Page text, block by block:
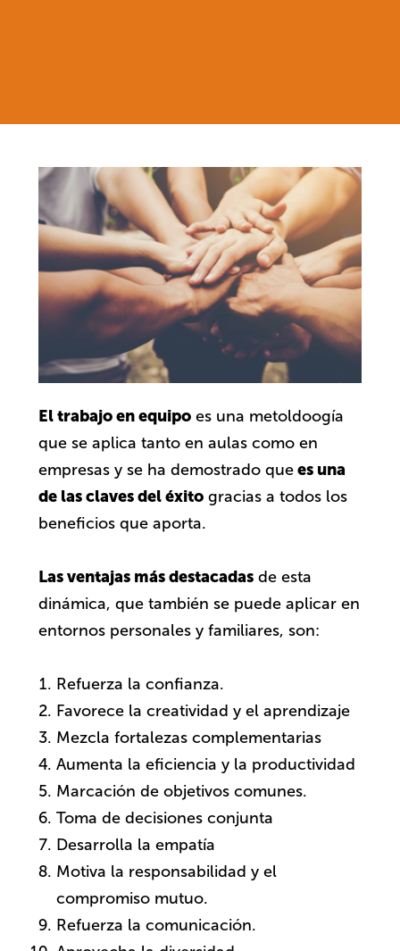
El trabajo en equipoes una metoldoogía
que se aplica tanto en aulas como en
empresas y se ha demostrado quees una
de las claves del éxitogracias a todos los
beneficios que aporta.
Las ventajas más destacadasde esta
dinámica, que también se puede aplicar en
entornos personales y familiares, son:
Refuerza la confianza.
Favorece la creatividad y el aprendizaje
Mezcla fortalezas complementarias
Aumenta la eficiencia y la productividad
Marcación de objetivos comunes.
Toma de decisiones conjunta
Desarrolla la empatía
Motiva la responsabilidad y el
compromiso mutuo.
Refuerza la comunicación.